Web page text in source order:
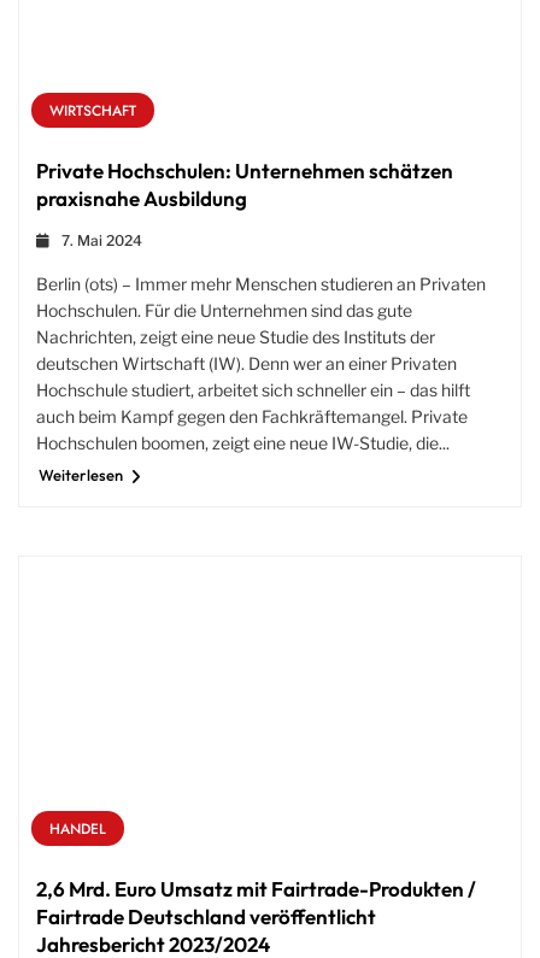
WIRTSCHAFT
Private Hochschulen: Unternehmen schätzen
praxisnahe Ausbildung
7. Mai 2024
Berlin (ots) – Immer mehr Menschen studieren an Privaten
Hochschulen. Für die Unternehmen sind das gute
Nachrichten, zeigt eine neue Studie des Instituts der
deutschen Wirtschaft (IW). Denn wer an einer Privaten
Hochschule studiert, arbeitet sich schneller ein – das hilft
auch beim Kampf gegen den Fachkräftemangel. Private
Hochschulen boomen, zeigt eine neue IW-Studie, die...
Weiterlesen
HANDEL
2,6 Mrd. Euro Umsatz mit Fairtrade-Produkten /
Fairtrade Deutschland veröffentlicht
Jahresbericht 2023/2024